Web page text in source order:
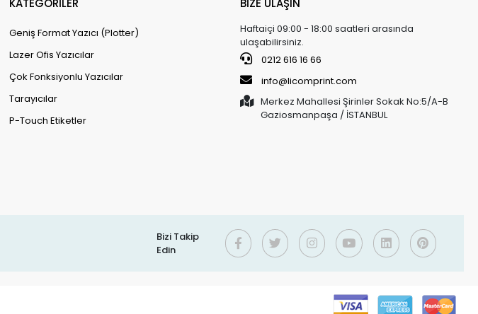
KATEGORİLER
Geniş Format Yazıcı (Plotter)
Lazer Ofis Yazıcılar
Çok Fonksiyonlu Yazıcılar
Tarayıcılar
P-Touch Etiketler
BİZE ULAŞIN
Haftaiçi 09:00 - 18:00 saatleri arasında
ulaşabilirsiniz.
0212 616 16 66
info@licomprint.com
Merkez Mahallesi Şirinler Sokak No:5/A-B
Gaziosmanpaşa / İSTANBUL
Bizi Takip
Edin